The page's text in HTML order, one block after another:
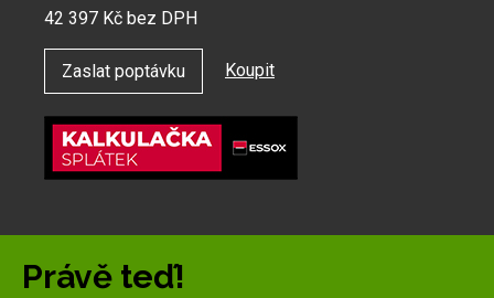
42 397 Kč bez DPH
Zaslat poptávku Koupit
Právě teď!